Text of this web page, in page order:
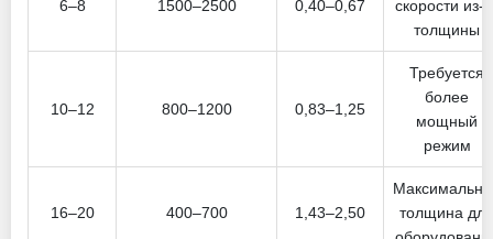
6–8 1500–2500 0,40–0,67
скорости из-
толщины
10–12 800–1200 0,83–1,25
Требуется
более
мощный
режим
16–20 400–700 1,43–2,50
толщина для